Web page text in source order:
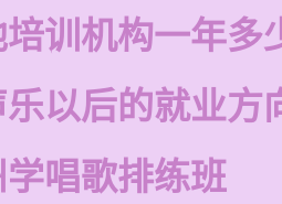
培训机构一年多
乐以后的就业方
唱歌排练班